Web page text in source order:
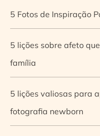
5 Fotos de Inspiração
5 lições sobre afeto
família
5 lições valiosas para
fotografia newborn